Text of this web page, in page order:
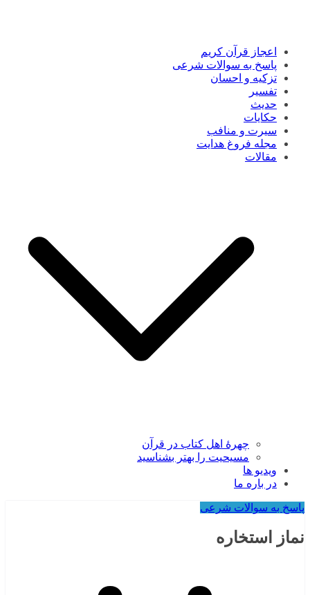
اعجاز قرآن کریم
پاسخ به سوالات شرعی
تزکیه و احسان
تفسیر
حدیث
حکایات
سیرت و منافب
مجله فروغ هدایت
مقالات
چهرۀ اهل کتاب در قرآن
مسیحیت را بهتر بشناسید
ویدیو ها
در باره ما
پاسخ به سوالات شرعی
نماز استخاره